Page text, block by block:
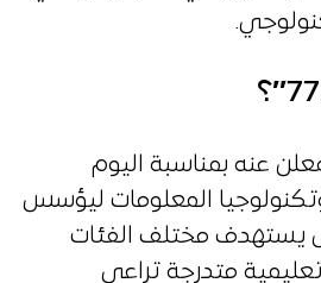
عنه بمناسبة اليوم
المعلومات ليؤسس
يستهدف مختلف الفئات
تعليمية متدرجة تراعي